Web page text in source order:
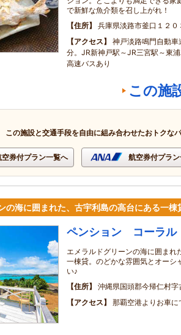
で新鮮な魚介類を召し上がれ！
住所
兵庫県淡路市釜口１２０
アクセス
神戸淡路鳴門自動
分。JR新神戸駅～JR三宮駅～東
高速バスあり
この施
この施設と交通手段を自由に組み合わせたおトクな
空券付プラン一覧へ 航空券付プラ
の海に囲まれた、古宇利島の高台にある一
ペンション コーラル
エメラルドグリーンの海に囲まれ
一棟貸。のどかな雰囲気とオーシ
い♪
住所
沖縄県国頭郡今帰仁村字
アクセス
那覇空港よりお車に